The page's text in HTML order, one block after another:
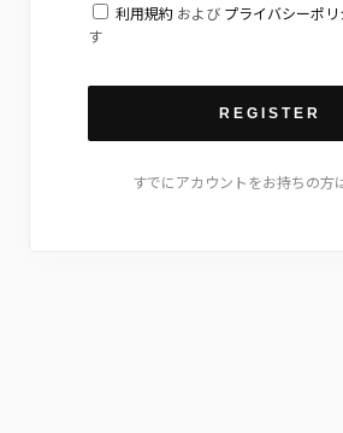
利用規約 および プライバシーポリ
す
REGISTER
すでにアカウントをお持ちの方